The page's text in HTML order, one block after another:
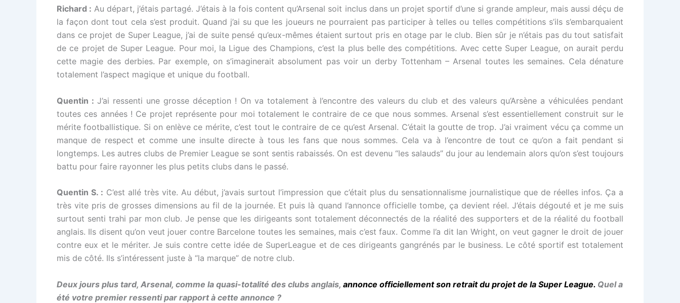
Richard : Au départ, j’étais partagé. J’étais à la fois content qu’Arsenal soit inclus dans un projet sportif d’une si grande ampleur, mais aussi déçu de
la façon dont tout cela s’est produit. Quand j’ai su que les joueurs ne pourraient pas participer à telles ou telles compétitions s’ils s’embarquaient
dans ce projet de Super League, j’ai de suite pensé qu’eux-mêmes étaient surtout pris en otage par le club. Bien sûr je n’étais pas du tout satisfait
de ce projet de Super League. Pour moi, la Ligue des Champions, c’est la plus belle des compétitions. Avec cette Super League, on aurait perdu
cette magie des derbies. Par exemple, on s’imaginerait absolument pas voir un derby Tottenham – Arsenal toutes les semaines. Cela dénature
totalement l’aspect magique et unique du football.
Quentin : J’ai ressenti une grosse déception ! On va totalement à l’encontre des valeurs du club et des valeurs qu’Arsène a véhiculées pendant
toutes ces années ! Ce projet représente pour moi totalement le contraire de ce que nous sommes. Arsenal s’est essentiellement construit sur le
mérite footballistique. Si on enlève ce mérite, c’est tout le contraire de ce qu’est Arsenal. C’était la goutte de trop. J’ai vraiment vécu ça comme un
manque de respect et comme une insulte directe à tous les fans que nous sommes. Cela va à l’encontre de tout ce qu’on a fait pendant si
longtemps. Les autres clubs de Premier League se sont sentis rabaissés. On est devenu “les salauds” du jour au lendemain alors qu’on s’est toujours
battu pour faire rayonner les plus petits clubs dans le passé.
Quentin S. : C’est allé très vite. Au début, j’avais surtout l’impression que c’était plus du sensationnalisme journalistique que de réelles infos. Ça a
très vite pris de grosses dimensions au fil de la journée. Et puis là quand l’annonce officielle tombe, ça devient réel. J’étais dégouté et je me suis
surtout senti trahi par mon club. Je pense que les dirigeants sont totalement déconnectés de la réalité des supporters et de la réalité du football
anglais. Ils disent qu’on veut jouer contre Barcelone toutes les semaines, mais c’est faux. Comme l’a dit Ian Wright, on veut gagner le droit de jouer
contre eux et le mériter. Je suis contre cette idée de SuperLeague et de ces dirigeants gangrénés par le business. Le côté sportif est totalement
mis de côté. Ils s’intéressent juste à “la marque” de notre club.
Deux jours plus tard, Arsenal, comme la quasi-totalité des clubs anglais, annonce officiellement son retrait du projet de la Super League. Quel a
été votre premier ressenti par rapport à cette annonce ?